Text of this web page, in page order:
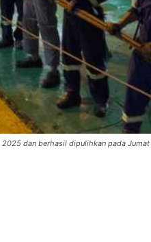
dan berhasil dipulihkan pada